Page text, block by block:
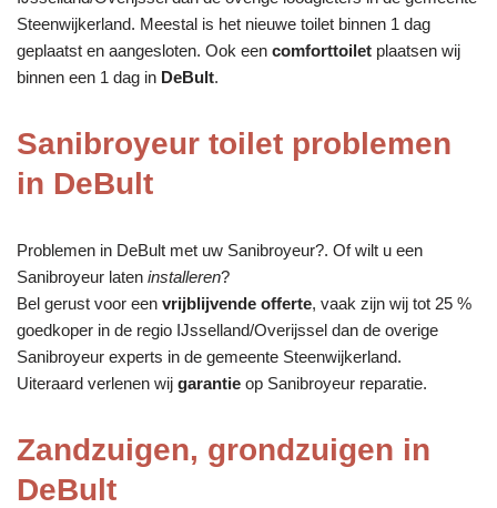
Steenwijkerland. Meestal is het nieuwe toilet binnen 1 dag
geplaatst en aangesloten. Ook een comforttoilet plaatsen wij
binnen een 1 dag in DeBult.
Sanibroyeur toilet problemen
in DeBult
Problemen in DeBult met uw Sanibroyeur?. Of wilt u een
Sanibroyeur laten installeren?
Bel gerust voor een vrijblijvende offerte, vaak zijn wij tot 25 %
goedkoper in de regio IJsselland/Overijssel dan de overige
Sanibroyeur experts in de gemeente Steenwijkerland.
Uiteraard verlenen wij garantie op Sanibroyeur reparatie.
Zandzuigen, grondzuigen in
DeBult